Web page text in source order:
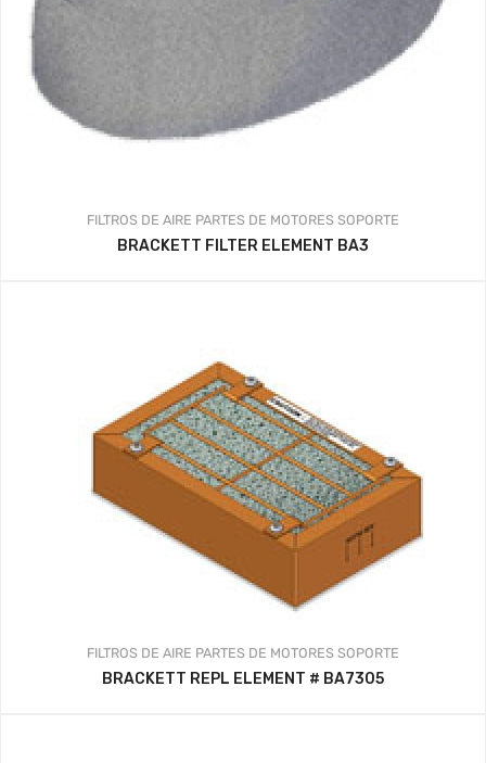
FILTROS DE AIRE PARTES DE MOTORES SOPORTE
BRACKETT FILTER ELEMENT BA3
FILTROS DE AIRE PARTES DE MOTORES SOPORTE
BRACKETT REPL ELEMENT # BA7305